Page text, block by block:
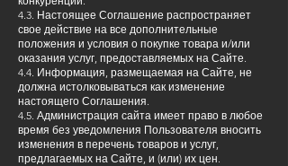
4.3. Настоящее Соглашение распространяет
свое действие на все дополнительные
положения и условия о покупке товара и/или
оказания услуг, предоставляемых на Сайте.
4.4. Информация, размещаемая на Сайте, не
должна истолковываться как изменение
настоящего Соглашения.
4.5. Администрация сайта имеет право в любое
время без уведомления Пользователя вносить
изменения в перечень товаров и услуг,
предлагаемых на Сайте, и (или) их цен.